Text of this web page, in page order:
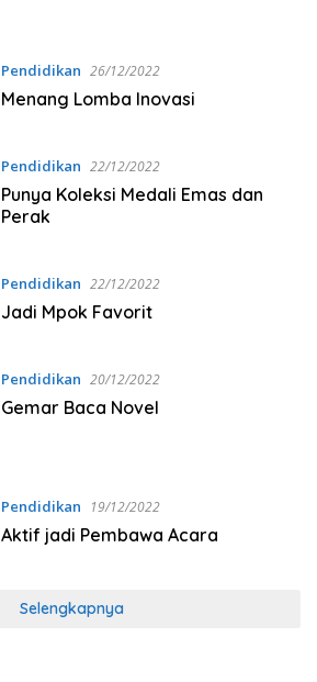
Pendidikan 26/12/2022
Menang Lomba Inovasi
Pendidikan 22/12/2022
Punya Koleksi Medali Emas dan
Perak
Pendidikan 22/12/2022
Jadi Mpok Favorit
Pendidikan 20/12/2022
Pendidikan 19/12/2022
Aktif jadi Pembawa Acara
Selengkapnya